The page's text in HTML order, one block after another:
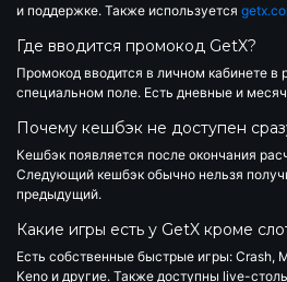
и поддержке. Также используется
Где вводится промокод GetX?
Промокод вводится в личном кабинете в
специальном поле. Есть дневные и
Почему кешбэк не доступен
Кешбэк появляется после окончания
Следующий кешбэк обычно нельзя
предыдущий.
Какие игры есть у GetX кроме
Есть собственные быстрые игры: Crash,
Keno и другие. Также доступны live-